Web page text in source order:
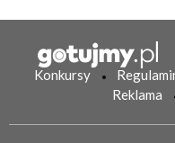
Konkursy
Reklama